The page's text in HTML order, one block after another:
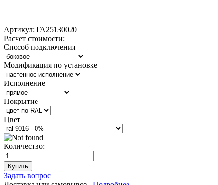
Артикул: ГА25130020
Расчет стоимости:
Способ подключения
Модификация по установке
Исполнение
Покрытие
Цвет
Количество:
Купить
Задать вопрос